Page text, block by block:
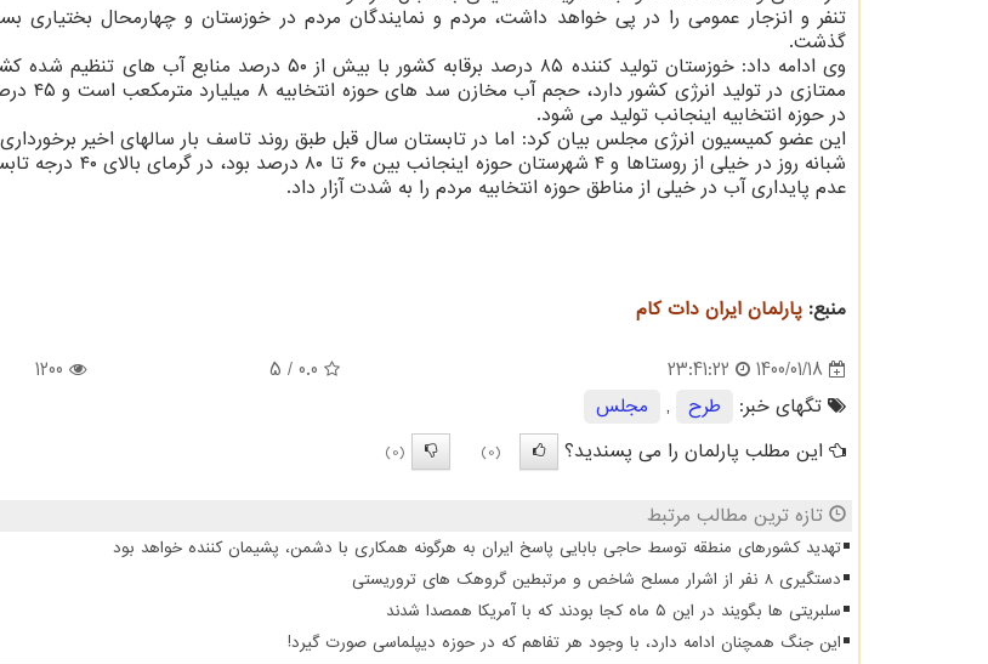
تنفر و انزجار عمومی را در پی خواهد داشت، مردم و نمایندگان مردم در خوزستان و چهارمحال بختیاری
گذشت.
وی ادامه داد: خوزستان تولید کننده ۸۵ درصد برقابه کشور با بیش از ۵۰
ممتازی در
در حوزه انتخابیه اینجانب تولید می شود.
شبانه روز در خیلی از روستاها و ۴
عدم پایداری آب در خیلی از مناطق حوزه انتخابیه مردم را به شدت آزار داد.
منبع: پارلمان ایران دات كام
1400/01/18
23:41:22
0.0
/ 5
1200
تگهای خبر:
طرح ,
مجلس
این مطلب پارلمان را می پسندید؟
(0)
(0)
تازه ترین مطالب مرتبط
تهدید کشورهای منطقه توسط حاجی بابایی پاسخ ایران به هرگونه همکاری با دشمن، پشیمان کننده خواهد بود
دستگیری 8 نفر از اشرار مسلح شاخص و مرتبطین گروهک های تروریستی
سلبریتی ها بگویند در این ۵ ماه کجا بودند که با آمریکا همصدا شدند
این جنگ همچنان ادامه دارد، با وجود هر تفاهم که در حوزه دیپلماسی صورت گیرد!